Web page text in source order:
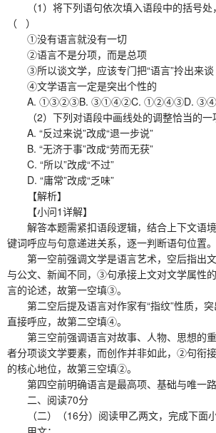
（1）将下列语句依次填入语段中的括号处
（ ）
①没有语言就没有一切
②语言不是分项，而是总项
③所以谈文学，应该专门把“语言”拎出来谈
④文学语言一定是突出个性的
A. ①③②③B. ③①④②C. ①②④③D.
（2）下列对语段中画线处的调整恰当的一
A. “反过来说”改成“退一步说”
B. “无济于事”改成“劳而无获”
C. “所以”改成“不过”
D. “庸常”改成“乏味”
【解析】
【小问1详解】
解答本题需紧扣语段逻辑，结合上下文语
键词呼应与句意递进关系，逐一判断语句位置。
第一空前强调文学是语言艺术，空后指出文
与公文、新闻不同，③句承接上文对文学属性
言的论述，故第一空填③。
第二空后提及语言对作家有“指纹”性质，
直接呼应，故第二空填④。
第三空前强调语言对故事、人物、思想的
者分项谈文学要素，而创作并非如此，②句衔
的核心地位，故第三空填②。
第四空前明确语言是最高项、基础与唯一路
二、阅读70分
（二）（16分）阅读甲乙两文，完成下面小